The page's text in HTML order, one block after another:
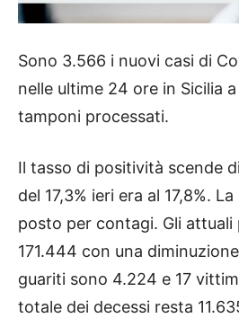
Sono 3.566 i nuovi casi di
nelle ultime 24 ore in Sicilia
tamponi processati.
Il tasso di positività scende
del 17,3% ieri era al 17,8%.
posto per contagi. Gli attuali
171.444 con una
guariti sono 4.224 e 17
totale dei decessi resta